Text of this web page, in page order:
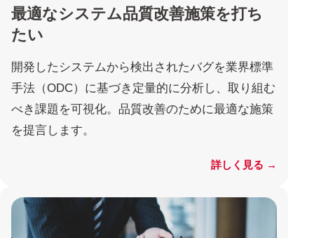
最適なシステム品質改善施策を打ち
たい
開発したシステムから検出されたバグを業界標準
手法（ODC）に基づき定量的に分析し、取り組む
べき課題を可視化。品質改善のために最適な施策
を提言します。
詳しく見る →